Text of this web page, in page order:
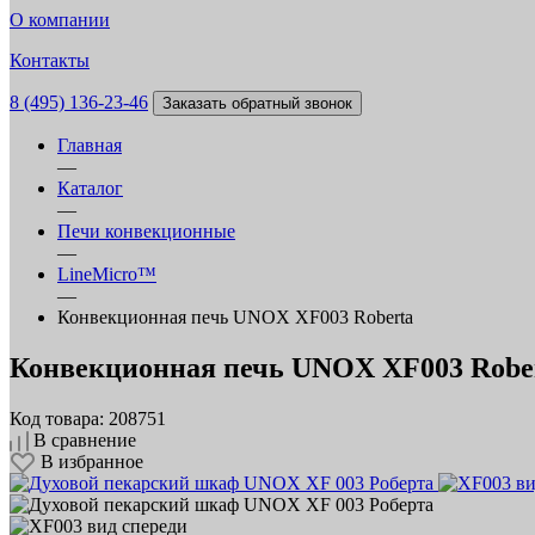
О компании
Контакты
8 (495) 136-23-46 Заказать обратный звонок
Главная
—
Каталог
—
Печи конвекционные
—
LineMicro™
—
Конвекционная печь UNOX XF003 Roberta
Конвекционная печь UNOX XF003
Код товара: 208751
В сравнение
В избранное